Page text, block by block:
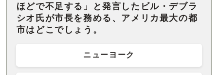
ほどで不足する」と発言したビル・デブラ
シオ氏が市長を務める、アメリカ最大の都
市はどこでしょう。
ニューヨーク